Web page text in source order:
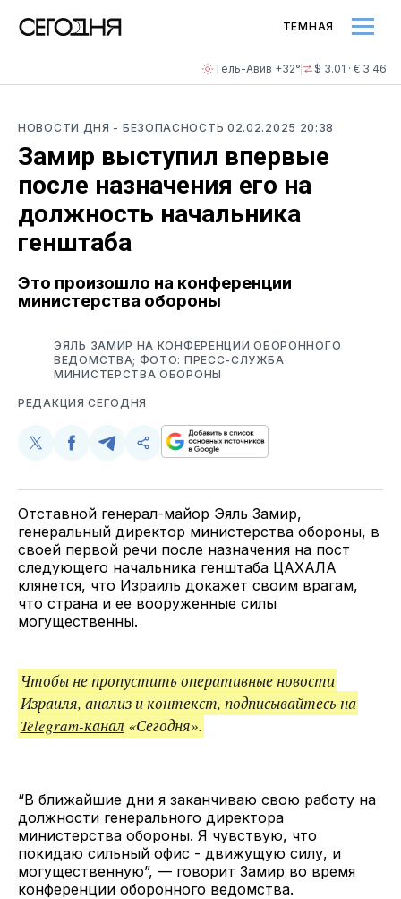
Тель-Авив +32° $ 3.01 · € 3.46
ТЕМНАЯ
НОВОСТИ ДНЯ - БЕЗОПАСНОСТЬ 02.02.2025 20:38
Замир выступил впервые
после назначения его на
должность начальника
генштаба
Это произошло на конференции
министерства обороны
ЭЯЛЬ ЗАМИР НА КОНФЕРЕНЦИИ ОБОРОННОГО
ВЕДОМСТВА; ФОТО: ПРЕСС-СЛУЖБА
МИНИСТЕРСТВА ОБОРОНЫ
РЕДАКЦИЯ СЕГОДНЯ
Поделиться
Twitter
Поделиться
Facebook
Поделиться
Telegram
Скопируйте
поделитесь
ссылкой
Отставной генерал-майор Эяль Замир,
генеральный директор министерства обороны, в
своей первой речи после назначения на пост
следующего начальника генштаба ЦАХАЛА
клянется, что Израиль докажет своим врагам,
что страна и ее вооруженные силы
могущественны.
Чтобы не пропустить оперативные новости
Израиля, анализ и контекст, подписывайтесь на
Telegram-канал «Сегодня».
“В ближайшие дни я заканчиваю свою работу на
должности генерального директора
министерства обороны. Я чувствую, что
покидаю сильный офис - движущую силу, и
могущественную”, — говорит Замир во время
конференции оборонного ведомства.